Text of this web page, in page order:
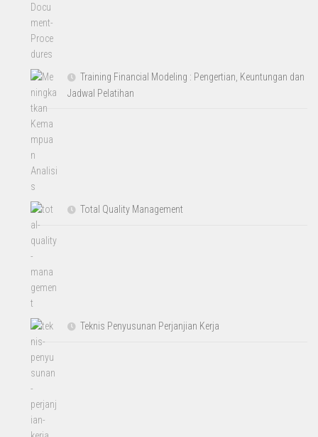
Training Financial Modeling : Pengertian, Keuntungan dan
Jadwal Pelatihan
Total Quality Management
Teknis Penyusunan Perjanjian Kerja